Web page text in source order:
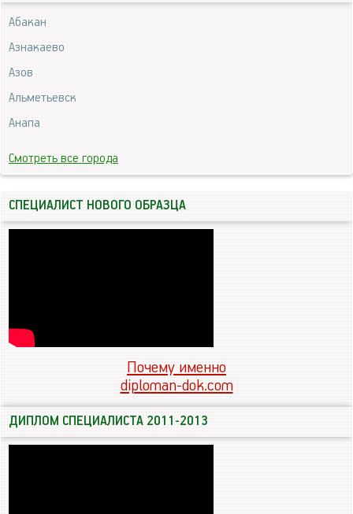
Абакан
Азнакаево
Азов
Альметьевск
Анапа
Смотреть все города
СПЕЦИАЛИСТ НОВОГО ОБРАЗЦА
Почему именно
diploman-dok.com
ДИПЛОМ СПЕЦИАЛИСТА 2011-2013